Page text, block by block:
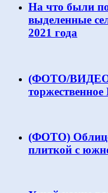
На что были
выделенные
2021 года
(ФОТО/ВИДЕО)
(ФОТО)
плиткой с